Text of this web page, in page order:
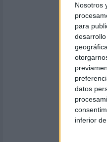
Nosotros
para
desarrollo
datos
inferior